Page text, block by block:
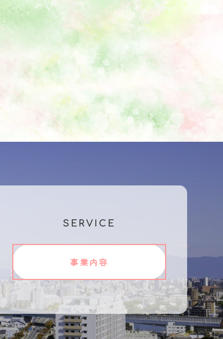
SERVICE
事業内容